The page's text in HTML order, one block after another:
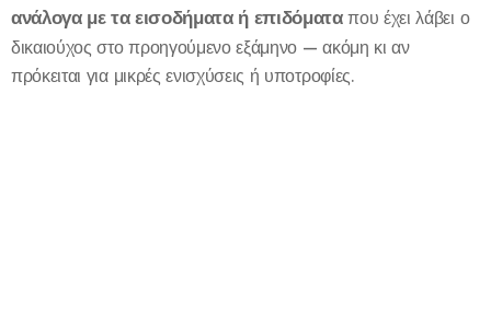
ανάλογα με τα εισοδήματα ή επιδόματαπου έχει λάβει ο
δικαιούχος στο προηγούμενο εξάμηνο — ακόμη κι αν
πρόκειται για μικρές ενισχύσεις ή υποτροφίες.